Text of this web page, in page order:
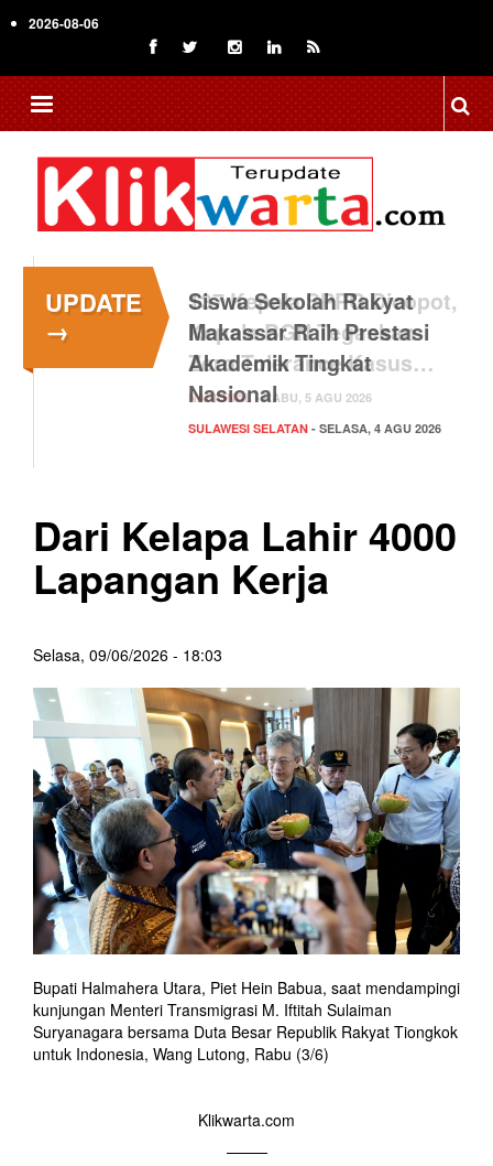
to
content
2026-08-06
UPDATE
→
Siswa Sekolah Rakyat
Makassar Raih Prestasi
Akademik Tingkat
Nasional
SULAWESI SELATAN - SELASA, 4 AGU 2026
Dari Kelapa Lahir 4000
Lapangan Kerja
Selasa, 09/06/2026 - 18:03
Bupati Halmahera Utara, Piet Hein Babua, saat mendampingi
kunjungan Menteri Transmigrasi M. Iftitah Sulaiman
Suryanagara bersama Duta Besar Republik Rakyat Tiongkok
untuk Indonesia, Wang Lutong, Rabu (3/6)
Klikwarta.com